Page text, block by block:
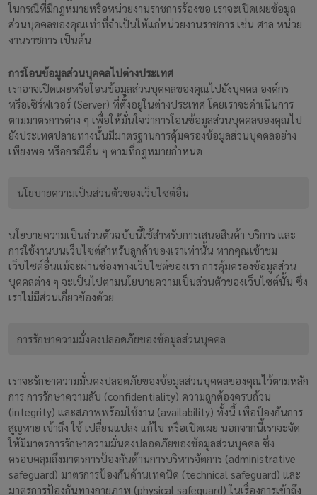
ในกรณีที่มีกฎหมายหรือหน่วยงานราชการร้องขอ เราจะเปิดเผยข้อมูล
ส่วนบุคคลของคุณเท่าที่จำเป็นให้แก่หน่วยงานราชการ เช่น ศาล หน่วย
งานราชการ เป็นต้น
การโอนข้อมูลส่วนบุคคลไปต่างประเทศ
เราอาจเปิดเผยหรือโอนข้อมูลส่วนบุคคลของคุณไปยังบุคคล องค์กร
หรือเซิร์ฟเวอร์ (Server) ที่ตั้งอยู่ในต่างประเทศ โดยเราจะดำเนินการ
ตามมาตรการต่าง ๆ เพื่อให้มั่นใจว่าการโอนข้อมูลส่วนบุคคลของคุณไป
ยังประเทศปลายทางนั้นมีมาตรฐานการคุ้มครองข้อมูลส่วนบุคคลอย่าง
เพียงพอ หรือกรณีอื่น ๆ ตามที่กฎหมายกำหนด
นโยบายความเป็นส่วนตัวของเว็บไซต์อื่น
นโยบายความเป็นส่วนตัวฉบับนี้ใช้สำหรับการเสนอสินค้า บริการ และ
การใช้งานบนเว็บไซต์สำหรับลูกค้าของเราเท่านั้น หากคุณเข้าชม
เว็บไซต์อื่นแม้จะผ่านช่องทางเว็บไซต์ของเรา การคุ้มครองข้อมูลส่วน
บุคคลต่าง ๆ จะเป็นไปตามนโยบายความเป็นส่วนตัวของเว็บไซต์นั้น ซึ่ง
เราไม่มีส่วนเกี่ยวข้องด้วย
การรักษาความมั่งคงปลอดภัยของข้อมูลส่วนบุคคล
เราจะรักษาความมั่นคงปลอดภัยของข้อมูลส่วนบุคคลของคุณไว้ตามหลัก
การ การรักษาความลับ (confidentiality) ความถูกต้องครบถ้วน
(integrity) และสภาพพร้อมใช้งาน (availability) ทั้งนี้ เพื่อป้องกันการ
สูญหาย เข้าถึง ใช้ เปลี่ยนแปลง แก้ไข หรือเปิดเผย นอกจากนี้เราจะจัด
ให้มีมาตรการรักษาความมั่นคงปลอดภัยของข้อมูลส่วนบุคคล ซึ่ง
ครอบคลุมถึงมาตรการป้องกันด้านการบริหารจัดการ (administrative
safeguard) มาตรการป้องกันด้านเทคนิค (technical safeguard) และ
มาตรการป้องกันทางกายภาพ (physical safeguard) ในเรื่องการเข้าถึง